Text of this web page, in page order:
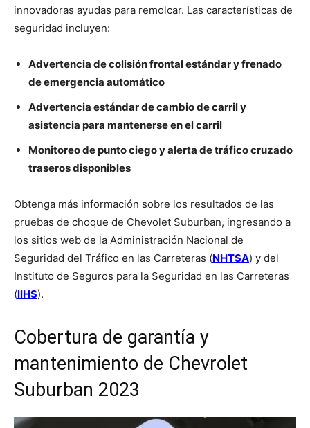
innovadoras ayudas para remolcar. Las características de
seguridad incluyen:
Advertencia de colisión frontal estándar y frenado
de emergencia automático
Advertencia estándar de cambio de carril y
asistencia para mantenerse en el carril
Monitoreo de punto ciego y alerta de tráfico cruzado
traseros disponibles
Obtenga más información sobre los resultados de las
pruebas de choque de Chevolet Suburban, ingresando a
los sitios web de la Administración Nacional de
Seguridad del Tráfico en las Carreteras (NHTSA) y del
Instituto de Seguros para la Seguridad en las Carreteras
(llHS).
Cobertura de garantía y
mantenimiento de Chevrolet
Suburban 2023